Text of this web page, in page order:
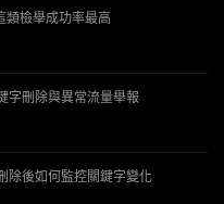
類檢舉成功率最高
字刪除與異常流量舉報
除後如何監控關鍵字變化